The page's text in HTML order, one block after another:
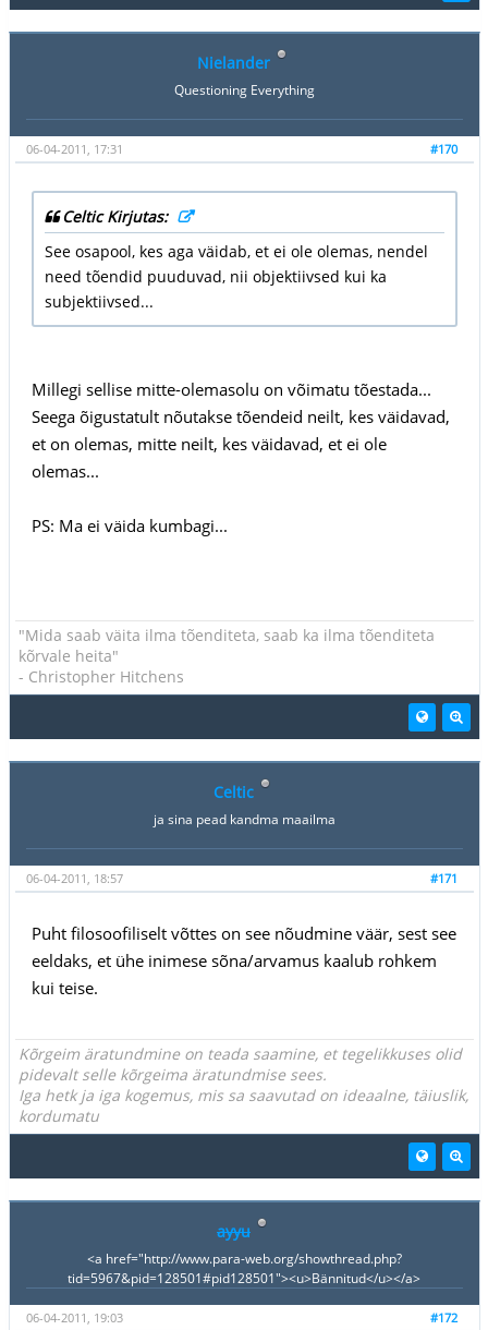
Nielander
Questioning Everything
#170
06-04-2011, 17:31
Celtic Kirjutas:
See osapool, kes aga väidab, et ei ole olemas, nendel
need tõendid puuduvad, nii objektiivsed kui ka
subjektiivsed...
Millegi sellise mitte-olemasolu on võimatu tõestada...
Seega õigustatult nõutakse tõendeid neilt, kes väidavad,
et on olemas, mitte neilt, kes väidavad, et ei ole
olemas...
PS: Ma ei väida kumbagi...
"Mida saab väita ilma tõenditeta, saab ka ilma tõenditeta
kõrvale heita"
- Christopher Hitchens
Celtic
ja sina pead kandma maailma
#171
06-04-2011, 18:57
Puht filosoofiliselt võttes on see nõudmine väär, sest see
eeldaks, et ühe inimese sõna/arvamus kaalub rohkem
kui teise.
Kõrgeim äratundmine on teada saamine, et tegelikkuses olid
pidevalt selle kõrgeima äratundmise sees.
Iga hetk ja iga kogemus, mis sa saavutad on ideaalne, täiuslik,
kordumatu
ayyu
<a href="http://www.para-web.org/showthread.php?
tid=5967&pid=128501#pid128501"><u>Bännitud</u></a>
#172
06-04-2011, 19:03